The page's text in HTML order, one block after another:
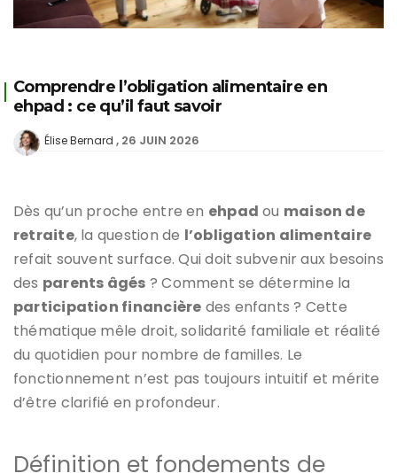
Comprendre l’obligation alimentaire en
ehpad : ce qu’il faut savoir
Élise Bernard 26 JUIN 2026
Dès qu’un proche entre en ehpad ou maison de
retraite, la question de l’obligation alimentaire
refait souvent surface. Qui doit subvenir aux besoins
des parents âgés ? Comment se détermine la
participation financière des enfants ? Cette
thématique mêle droit, solidarité familiale et réalité
du quotidien pour nombre de familles. Le
fonctionnement n’est pas toujours intuitif et mérite
d’être clarifié en profondeur.
Définition et fondements de